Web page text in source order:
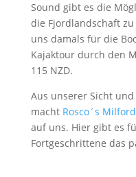
Sound gibt es die
die Fjordlandschaft
uns damals für die
Kajaktour durch den
115 NZD.
Aus unserer Sicht
macht Rosco´s
auf uns. Hier gibt es
Fortgeschrittene das